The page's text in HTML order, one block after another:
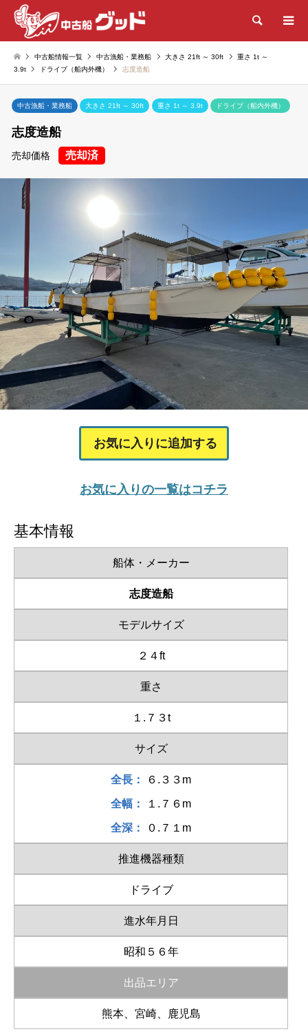
検索
中古船情報一覧 中古漁船・業務船 大きさ 21ft ～ 30ft
重さ 1t ～
3.9t
ドライブ（船内外機） 志度造船
中古漁船・業務船 大きさ 21ft ～ 30ft 重さ 1t ～ 3.9t ドライブ（船内外機）
志度造船
売却価格 売却済
お気に入りに追加する
お気に入りの一覧はコチラ
基本情報
船体・メーカー
志度造船
モデルサイズ
２４ft
重さ
１.７３t
サイズ
全長： ６.３３m
全幅： １.７６m
全深： ０.７１m
推進機器種類
ドライブ
進水年月日
昭和５６年
出品エリア
熊本、宮崎、鹿児島